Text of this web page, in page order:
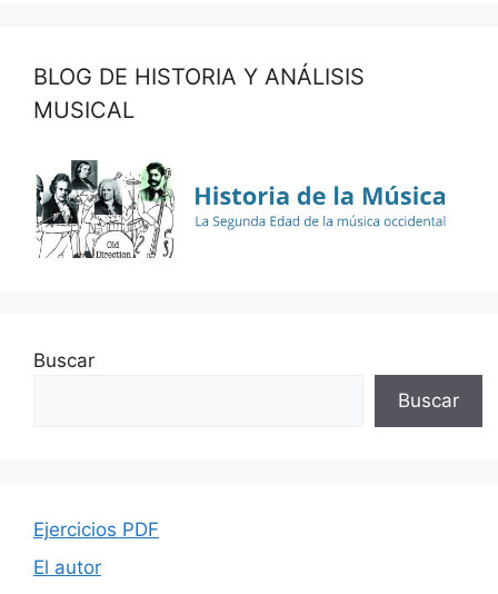
BLOG DE HISTORIA Y ANÁLISIS
MUSICAL
Buscar
Buscar
Ejercicios PDF
El autor